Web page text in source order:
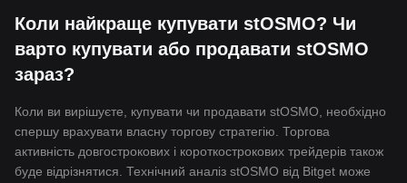
Коли найкраще купувати stOSMO? Чи
варто купувати або продавати stOSMO
зараз?
Коли ви вирішуєте, купувати чи продавати stOSMO, необхідно
спершу врахувати власну торгову стратегію. Торгова
активність довгострокових і короткострокових трейдерів також
буде відрізнятися. Технічний аналіз stOSMO від Bitget може